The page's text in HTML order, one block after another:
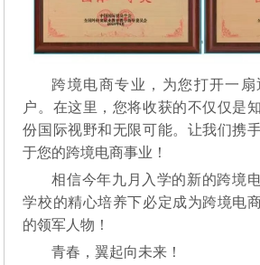
跨境电商专业，为您打开一
户。在这里，您将收获的不仅仅是
份国际视野和无限可能。让我们携
于您的跨境电商事业！
相信今年九月入学的新的跨境
学校的精心培养下必定成为跨境电
的领军人物！
青春，翼起向未来！